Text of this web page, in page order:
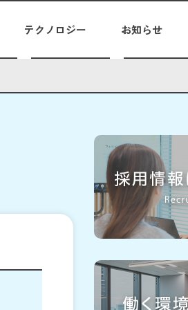
テクノロジー お知らせ